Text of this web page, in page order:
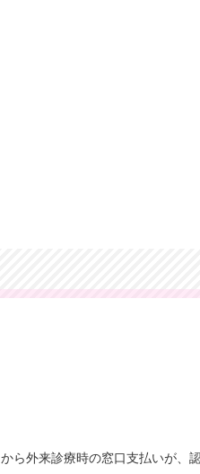
ら外来診療時の窓口支払いが、